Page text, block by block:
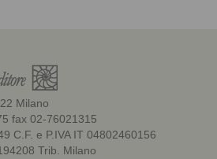
Milano
fax 02-76021315
C.F. e P.IVA IT 04802460156
Trib. Milano